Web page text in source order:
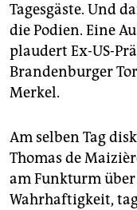
Tagesgäste. Und
die Podien. Eine
plaudert Ex-US-
Brandenburger
Merkel.
Am selben Tag
Thomas de
am Funkturm
Wahrhaftigkeit,